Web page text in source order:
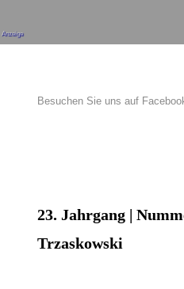
Anzeige
Besuchen Sie uns auf
23. Jahrgang |
Trzaskowski